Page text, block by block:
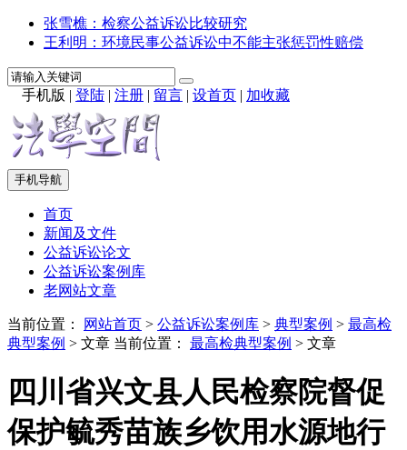
张雪樵：检察公益诉讼比较研究
王利明：环境民事公益诉讼中不能主张惩罚性赔偿
手机版 | 登陆 | 注册 | 留言 | 设首页 | 加收藏
手机导航
首页
新闻及文件
公益诉讼论文
公益诉讼案例库
老网站文章
当前位置： 网站首页 > 公益诉讼案例库 > 典型案例 > 最高检
典型案例 > 文章 当前位置： 最高检典型案例 > 文章
四川省兴文县人民检察院督促
保护毓秀苗族乡饮用水源地行